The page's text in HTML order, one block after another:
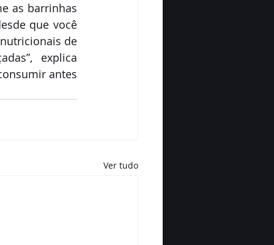
as barrinhas
que você
de
explica
antes
Ver tudo